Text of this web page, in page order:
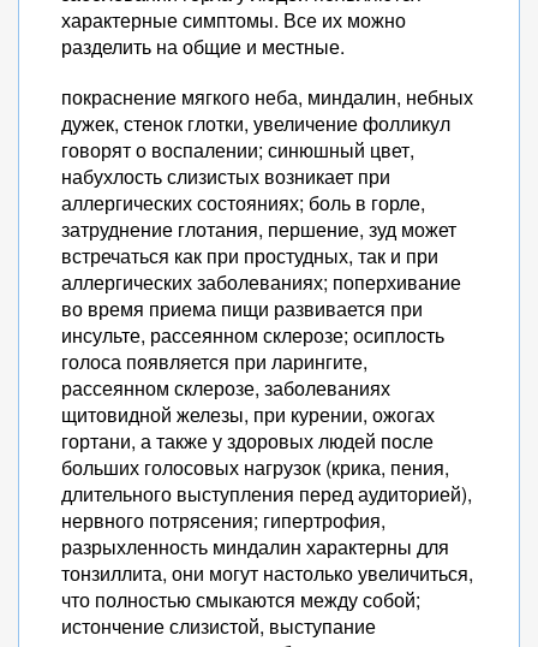
характерные симптомы. Все их можно
разделить на общие и местные.
покраснение мягкого неба, миндалин, небных
дужек, стенок глотки, увеличение фолликул
говорят о воспалении; синюшный цвет,
набухлость слизистых возникает при
аллергических состояниях; боль в горле,
затруднение глотания, першение, зуд может
встречаться как при простудных, так и при
аллергических заболеваниях; поперхивание
во время приема пищи развивается при
инсульте, рассеянном склерозе; осиплость
голоса появляется при ларингите,
рассеянном склерозе, заболеваниях
щитовидной железы, при курении, ожогах
гортани, а также у здоровых людей после
больших голосовых нагрузок (крика, пения,
длительного выступления перед аудиторией),
нервного потрясения; гипертрофия,
разрыхленность миндалин характерны для
тонзиллита, они могут настолько увеличиться,
что полностью смыкаются между собой;
истончение слизистой, выступание